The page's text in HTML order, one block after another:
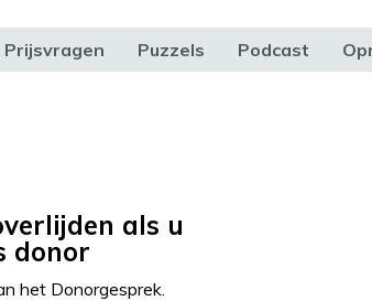
Prijsvragen Puzzels Podcast
als u
donor
het Donorgesprek.